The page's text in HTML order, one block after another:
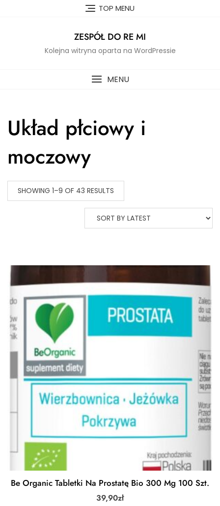
TOP MENU
ZESPÓŁ DO RE MI
Kolejna witryna oparta na WordPressie
MENU
Układ płciowy i
moczowy
SHOWING 1–9 OF 43 RESULTS
Be Organic Tabletki Na Prostatę Bio 300 Mg 100 Szt.
39,90zł